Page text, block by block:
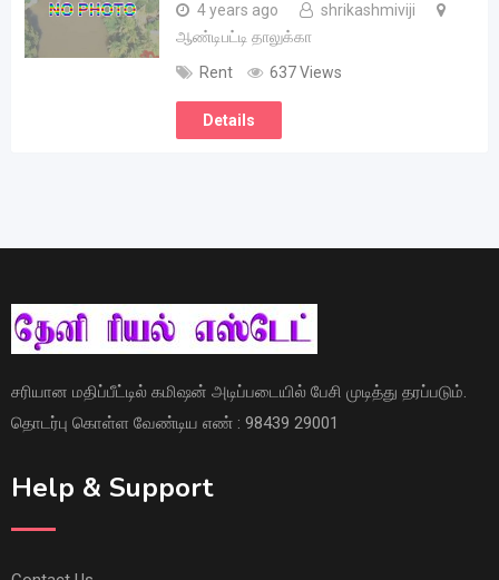
4 years ago
shrikashmiviji
ஆண்டிபட்டி தாலுக்கா
Rent
637 Views
Details
சரியான மதிப்பீட்டில் கமிஷன் அடிப்படையில் பேசி முடித்து தரப்படும்.
தொடர்பு கொள்ள வேண்டிய எண் : 98439 29001
Help & Support